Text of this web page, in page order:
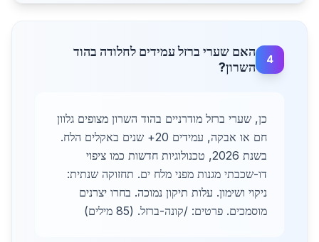
4
האם שערי ברזל עמידים לחלודה בהוד
השרון?
כן, שערי ברזל מודרניים בהוד השרון מצופים גלוון
חם או אבקה, עמידים 20+ שנים באקלים הלח.
בשנת 2026, טכנולוגיות חדשות כמו ציפוי
דו-שכבתי מגנות מפני מלח ים. תחזוקה שנתית:
ניקוי ושימון. עלות תיקון נמוכה. בחרו יצרנים
מוסמכים. פרטים: /קונה-ברזל. (85 מילים)